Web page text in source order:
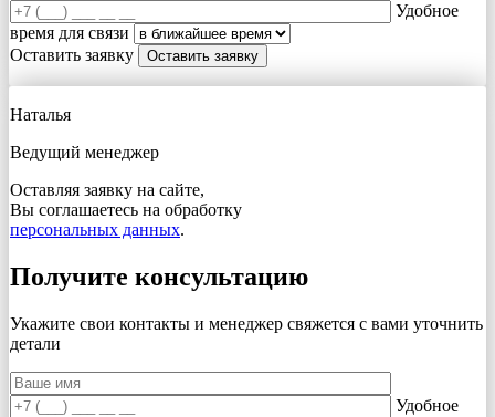
Удобное
время для связи
Оставить заявку
Наталья
Ведущий менеджер
Оставляя заявку на сайте,
Вы соглашаетесь на обработку
персональных данных.
Получите консультацию
Укажите свои контакты и менеджер свяжется с вами уточнить
детали
Удобное